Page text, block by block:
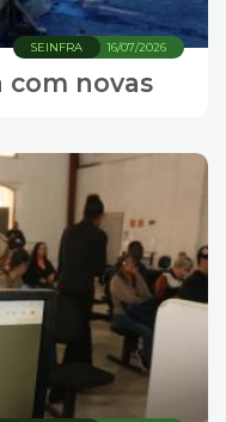
16/07/2026
SEINFRA
com novas